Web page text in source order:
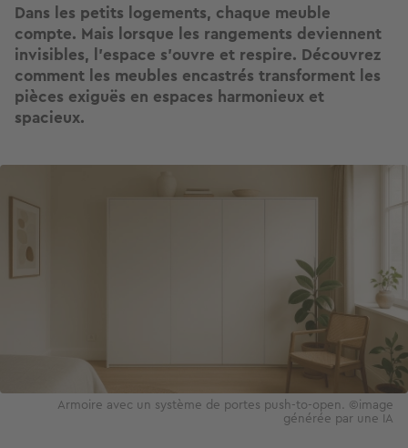
Dans les petits logements, chaque meuble
compte. Mais lorsque les rangements deviennent
invisibles, l'espace s'ouvre et respire. Découvrez
comment les meubles encastrés transforment les
pièces exiguës en espaces harmonieux et
spacieux.
Image
Armoire avec un système de portes push-to-open. ©image
générée par une IA